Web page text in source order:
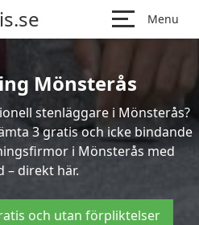
Menu
Mönsterås
stenläggare i Mönsterås?
3 gratis och icke bindande
i Mönsterås med
– direkt här.
och utan förpliktelser